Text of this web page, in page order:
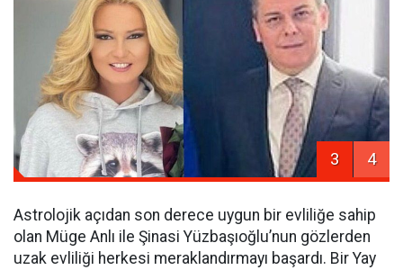
3 4
Astrolojik açıdan son derece uygun bir evliliğe sahip
olan Müge Anlı ile Şinasi Yüzbaşıoğlu’nun gözlerden
uzak evliliği herkesi meraklandırmayı başardı. Bir Yay